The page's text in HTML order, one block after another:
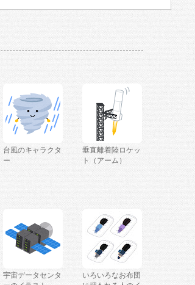
台風のキャラクタ
ー
垂直離着陸ロケッ
ト（アーム）
宇宙データセンタ
いろいろなお布団